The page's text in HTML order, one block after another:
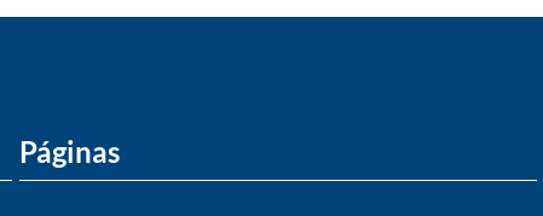
Páginas